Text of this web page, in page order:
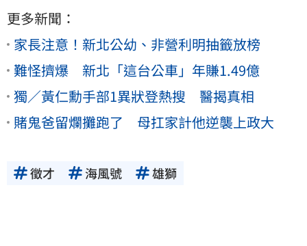
更多新聞：
家長注意！新北公幼、非營利明抽籤放榜
難怪擠爆 新北「這台公車」年賺1.49億
獨／黃仁勳手部1異狀登熱搜 醫揭真相
賭鬼爸留爛攤跑了 母扛家計他逆襲上政大
徵才 海風號 雄獅